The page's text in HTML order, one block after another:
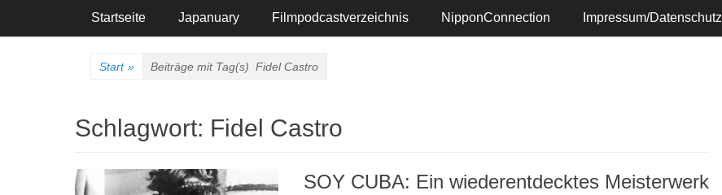
Hauptmenü
Startseite Japanuary Filmpodcastverzeichnis NipponConnection Impressum/Datenschutz
Start » Beiträge mit Tag(s) Fidel Castro
Schlagwort: Fidel Castro
SOY CUBA: Ein wiederentdecktes Meisterwerk